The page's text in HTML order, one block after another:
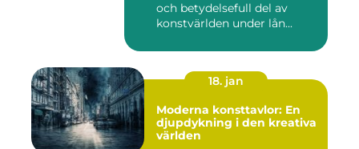
och betydelsefull del av
konstvärlden under lån...
18. jan
Moderna konsttavlor: En
djupdykning i den kreativa
världen